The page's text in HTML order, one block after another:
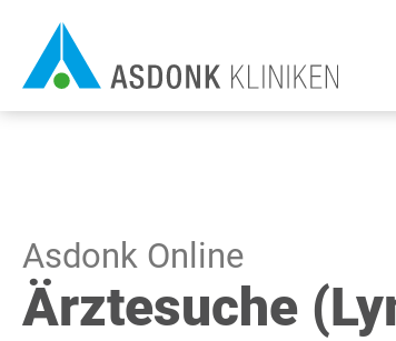
zum
Inhalt
Asdonk Online
Ärztesuche